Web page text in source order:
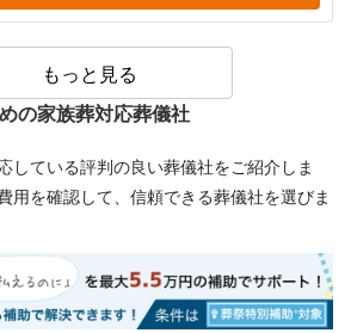
もっと見る
の家族葬対応葬儀社
している評判の良い葬儀社をご紹介しま
用を確認して、信頼できる葬儀社を選びま